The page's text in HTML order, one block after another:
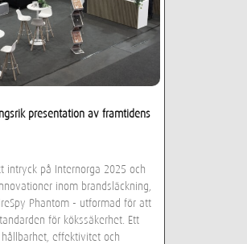
presentation av framtidens
intryck på Internorga 2025 och
inom brandsläckning,
Phantom - utformad för att
för kökssäkerhet. Ett
effektivitet och